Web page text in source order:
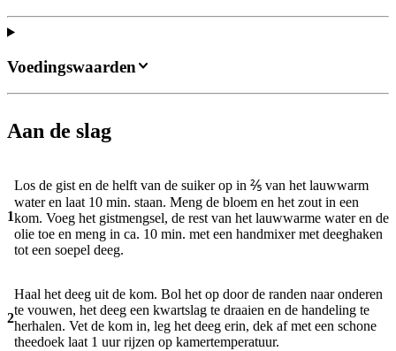
Aan de slag
1
Los de gist en de helft van de suiker op in ⅖ van het lauwwarm
water en laat 10 min. staan. Meng de bloem en het zout in een
kom. Voeg het gistmengsel, de rest van het lauwwarme water en de
olie toe en meng in ca. 10 min. met een handmixer met deeghaken
tot een soepel deeg.
2
Haal het deeg uit de kom. Bol het op door de randen naar onderen
te vouwen, het deeg een kwartslag te draaien en de handeling te
herhalen. Vet de kom in, leg het deeg erin, dek af met een schone
theedoek laat 1 uur rijzen op kamertemperatuur.
Voedingswaarden